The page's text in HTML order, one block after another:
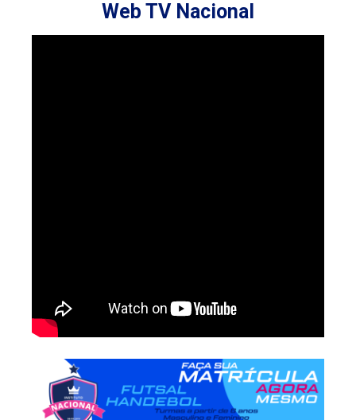
Web TV Nacional